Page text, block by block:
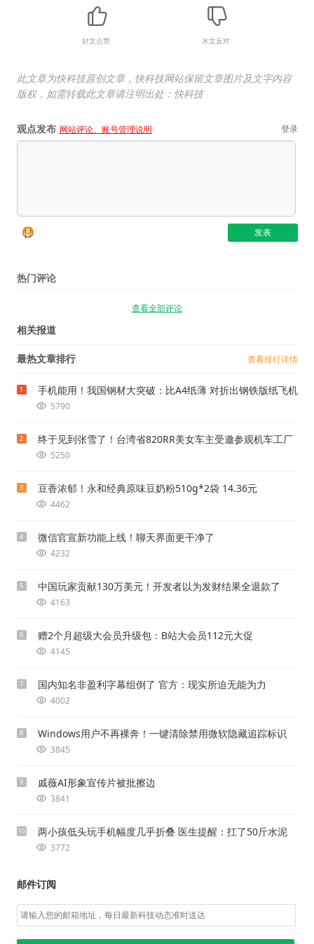
好文点赞 水文反对
此文章为快科技原创文章，快科技网站保留文章图片及文字内容
版权，如需转载此文章请注明出处：快科技
观点发布 网站评论、账号管理说明 登录
热门评论
查看全部评论
相关报道
最热文章排行 查看排行详情
1 手机能用！我国钢材大突破：比A4纸薄 对折出钢铁版纸飞机
5790
2 终于见到张雪了！台湾省820RR美女车主受邀参观机车工厂
5250
3 豆香浓郁！永和经典原味豆奶粉510g*2袋 14.36元
4462
4 微信官宣新功能上线！聊天界面更干净了
4232
5 中国玩家贡献130万美元！开发者以为发财结果全退款了
4163
6 赠2个月超级大会员升级包：B站大会员112元大促
4145
7 国内知名非盈利字幕组倒了 官方：现实所迫无能为力
4002
8 Windows用户不再裸奔！一键清除禁用微软隐藏追踪标识
3845
9 戚薇AI形象宣传片被批擦边
3841
10 两小孩低头玩手机幅度几乎折叠 医生提醒：扛了50斤水泥
3772
邮件订阅